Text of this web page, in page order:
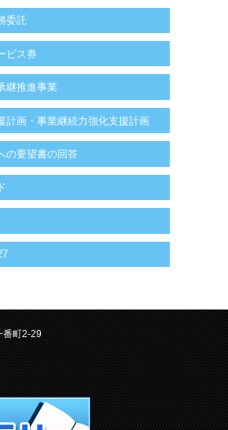
委託
ビス券
継推進事業
計画・事業継続力強化支援計画
の要望書の回答
番町2-29